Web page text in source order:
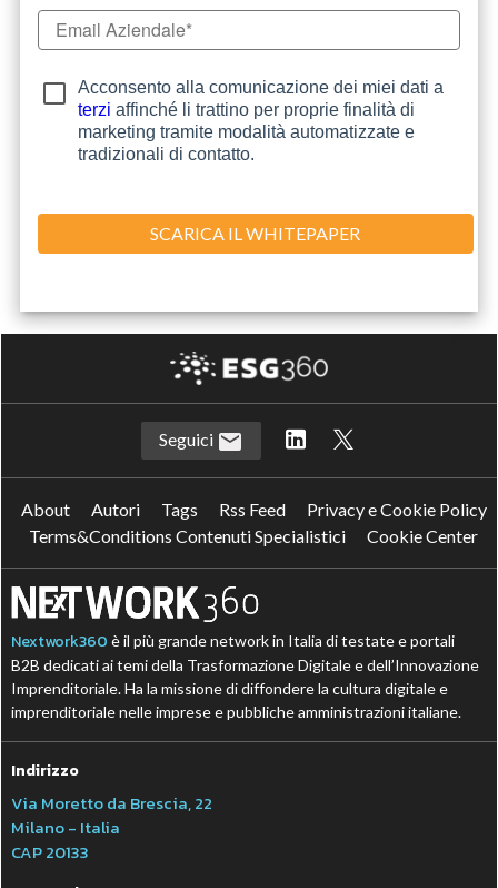
Acconsento alla comunicazione dei miei dati a
terzi affinché li trattino per proprie finalità di
marketing tramite modalità automatizzate e
tradizionali di contatto.
Seguici
About Autori Tags Rss Feed
Privacy e Cookie Policy
Terms&Conditions Contenuti Specialistici
Cookie Center
Nextwork360 è il più grande network in Italia di testate e portali
B2B dedicati ai temi della Trasformazione Digitale e dell’Innovazione
Imprenditoriale. Ha la missione di diffondere la cultura digitale e
imprenditoriale nelle imprese e pubbliche amministrazioni italiane.
Indirizzo
Via Moretto da Brescia, 22
Milano - Italia
CAP 20133